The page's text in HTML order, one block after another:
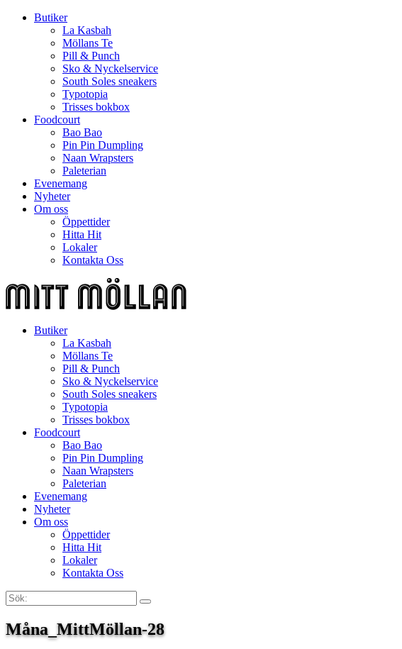
Butiker
La Kasbah
Möllans Te
Pill & Punch
Sko & Nyckelservice
South Soles sneakers
Typotopia
Trisses bokbox
Foodcourt
Bao Bao
Pin Pin Dumpling
Naan Wrapsters
Paleterian
Evenemang
Nyheter
Om oss
Öppettider
Hitta Hit
Lokaler
Kontakta Oss
Butiker
La Kasbah
Möllans Te
Pill & Punch
Sko & Nyckelservice
South Soles sneakers
Typotopia
Trisses bokbox
Foodcourt
Bao Bao
Pin Pin Dumpling
Naan Wrapsters
Paleterian
Evenemang
Nyheter
Om oss
Öppettider
Hitta Hit
Lokaler
Kontakta Oss
Sök:
Search
Måna_MittMöllan-28